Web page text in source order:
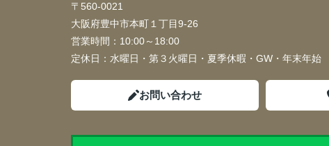
〒560-0021
大阪府豊中市本町１丁目9-26
営業時間： 10:00～18:00
定休日： 水曜日・第３火曜日・夏季休暇・GW・年末年始
お問い合わせ